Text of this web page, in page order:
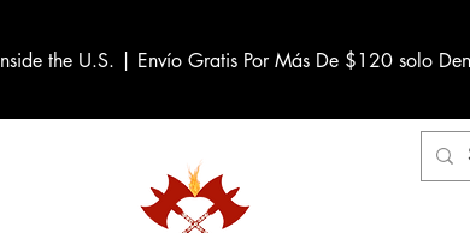
the U.S. | Envío Gratis Por Más De $120 solo